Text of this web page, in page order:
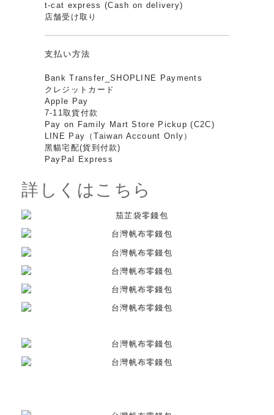
t-cat express (Cash on delivery)
店舗受け取り
支払い方法
Bank Transfer_SHOPLINE Payments
クレジットカード
Apple Pay
7-11取貨付款
Pay on Family Mart Store Pickup (C2C)
LINE Pay（Taiwan Account Only）
黑貓宅配(貨到付款)
PayPal Express
詳しくはこちら